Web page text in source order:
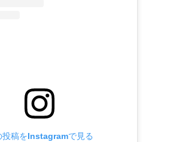
投稿をInstagramで見る